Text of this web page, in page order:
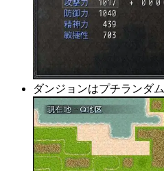
ダンジョンはプチランダム